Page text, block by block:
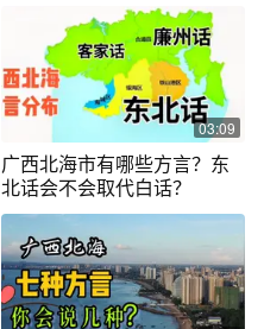
03:09
广西北海市有哪些方言？东
北话会不会取代白话？